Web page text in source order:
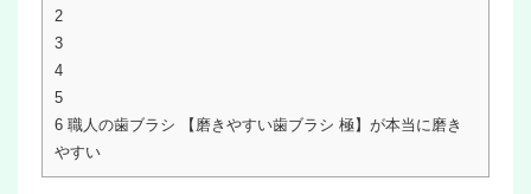
2
3
4
5
6 職人の歯ブラシ 【磨きやすい歯ブラシ 極】が本当に磨き
やすい